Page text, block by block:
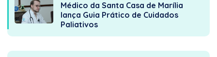
Médico da Santa Casa de Marília
lança Guia Prático de Cuidados
Paliativos